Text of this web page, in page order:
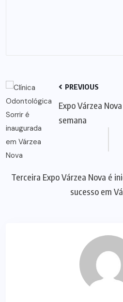
PREVIOUS
Expo Várzea
semana
Terceira Expo Várzea Nova é
sucesso em